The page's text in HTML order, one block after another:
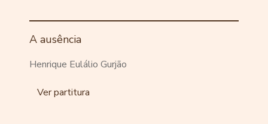
A ausência
Henrique Eulálio Gurjão
Ver partitura